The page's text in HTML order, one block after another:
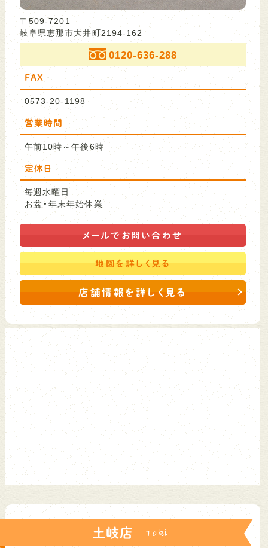
〒509-7201
岐阜県恵那市大井町2194-162
0120-636-288
FAX
0573-20-1198
営業時間
午前10時～午後6時
定休日
毎週水曜日
お盆・年末年始休業
メールで お問い合わせ
地図を詳しく見る
店舗情報を詳しく見る
土岐店